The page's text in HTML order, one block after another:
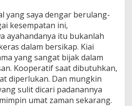
yang saya dengar berulang-
kesempatan ini,
ayahandanya itu bukanlah
dalam bersikap. Kiai
yang sangat bijak dalam
Kooperatif saat dibutuhkan,
diperlukan. Dan mungkin
sulit dicari padanannya
umat zaman sekarang.